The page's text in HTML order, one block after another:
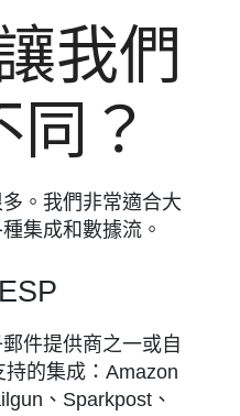
我們
同？
。我們非常適合大
集成和數據流。
件提供商之一或自
的集成：Amazon
、Sparkpost、